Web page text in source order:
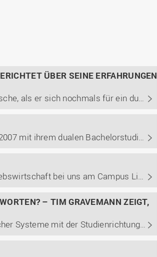
ÜBER SEINE ERFAHRUNGEN
Den Bachelor in Wirtschaftsinformatik hatte Bernd Schnittker schon acht Jahre in der Tasche, als er sich nochmals für ein duales Studienkonzept entschied und den dualen Masterstudiengang Führung und Organisation bei uns am Campus Lingen belegte. Im Interview berichtet er von seinem Werdegang.
Linda Becker kann auf eine spannende Karriere zurückschauen. Den Anfang machte sie 2007 mit ihrem dualen Bachelorstudium der Betriebswirtschaft. Heute leitet sie ihre eigene Marketing- und E-Commerce-Agentur und arbeitet zusätzlich als Aufsichtsratsmitglied. Im Interview berichtet sie von ihrem ...
Vor mehr als zehn Jahren legte Laura Hopp mit einem dualen Bachelorstudium der Betriebswirtschaft bei uns am Campus Lingen den Grundstein für ihre berufliche Laufbahn. Inzwischen leitet sie die Personalabteilung der Bohnenkamp AG, bei der sie 2009 in ihr duales Studium startete. Im Interview teilt ...
– TIM GRAVEMANN ZEIGT,
Tim Gravemann studierte von 2012 bis 2016 den dualen Bachelor Management betrieblicher Systeme mit der Studienrichtung Betriebswirtschaft und dem Schwerpunkt Unternehmensführung. Bereits zwei Jahre später wurde er zur Geschäftsfeldleitung ernannt. Im Interview berichtet er von seinem Karriereweg ...